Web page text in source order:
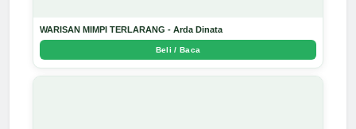
WARISAN MIMPI TERLARANG - Arda Dinata
Beli / Baca